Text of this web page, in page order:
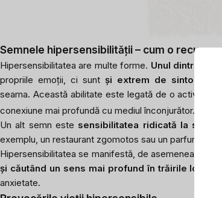
Semnele hipersensibilității – cum o
Hipersensibilitatea are multe forme. Unul dintre
propriile emoții, ci sunt și extrem de sintonate
seama. Această abilitate este legată de o activitate
conexiune mai profundă cu mediul înconjurător.
Un alt semn este sensibilitatea ridicată la stimuli
exemplu, un restaurant zgomotos sau un parfum cu
Hipersensibilitatea se manifestă, de asemenea, prin
și căutând un sens mai profund în trăirile lor
.
anxietate.